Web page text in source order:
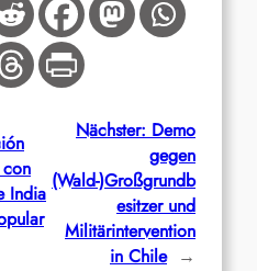
India
Nächster: Demo
gegen
(Wald-)Großgrundb
esitzer und
Militärintervention
in Chile →